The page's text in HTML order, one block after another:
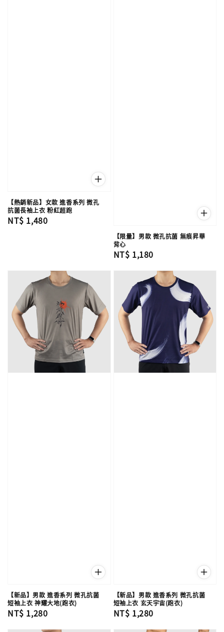
【熱銷新品】女款 進香系列 微孔
抗菌長袖上衣 粉紅超跑
Regular
NT$ 1,480
【限量】男款 微孔抗菌 無痕昇華
背心
Regular
NT$ 1,180
【新品】男款 進香系列 微孔抗菌
短袖上衣 神耀大地(跑衣)
Regular
NT$ 1,280
【新品】男款 進香系列 微孔抗菌
短袖上衣 玄天宇宙(跑衣)
Regular
NT$ 1,280